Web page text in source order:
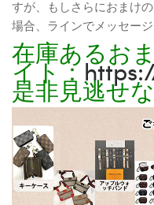
すが、もしさらにおまけ
場合、ラインでメッセー
在庫あるお
イト：
是非見逃せ